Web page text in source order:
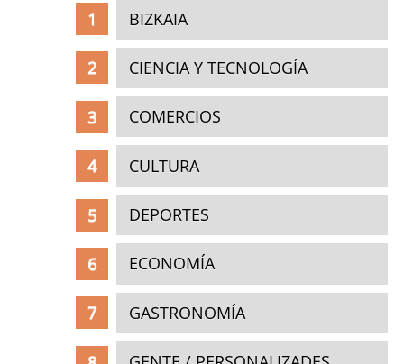
BIZKAIA
CIENCIA Y TECNOLOGÍA
COMERCIOS
CULTURA
DEPORTES
ECONOMÍA
GASTRONOMÍA